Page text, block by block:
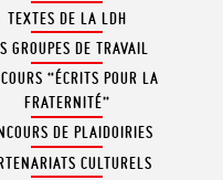
TEXTES DE LA LDH
GROUPES DE TRAVAIL
“ÉCRITS POUR LA
FRATERNITÉ”
DE PLAIDOIRIES
CULTURELS